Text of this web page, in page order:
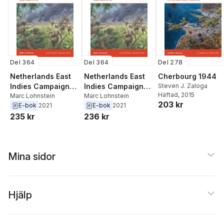
Del 364
Netherlands East
Indies Campaign
1941–42
Marc Lohnstein
E-bok 2021
235 kr
Del 364
Netherlands East
Indies Campaign
1941–42
Marc Lohnstein
E-bok 2021
236 kr
Del 278
Cherbourg 1944
Steven J. Zaloga
Häftad, 2015
203 kr
Mina sidor
Hjälp